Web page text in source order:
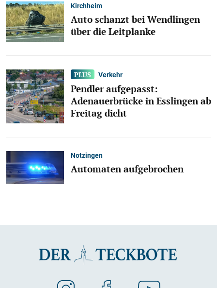
Kirchheim
Auto schanzt bei Wendlingen
über die Leitplanke
Verkehr
Pendler aufgepasst:
Adenauerbrücke in Esslingen ab
Freitag dicht
Notzingen
Automaten aufgebrochen